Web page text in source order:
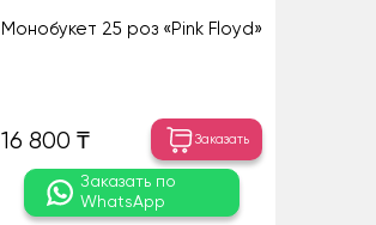
Монобукет 25 роз «Pink Floyd»
16 800 ₸ Заказать
Заказать по
WhatsApp